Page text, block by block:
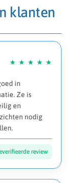
klanten
in
Ze is
en
nodig